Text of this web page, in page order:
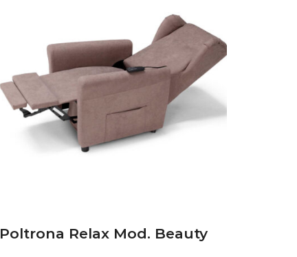
Poltrona Relax Mod. Beauty